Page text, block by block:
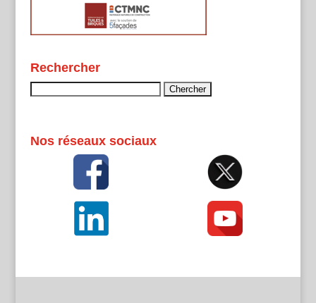
Rechercher
Nos réseaux sociaux